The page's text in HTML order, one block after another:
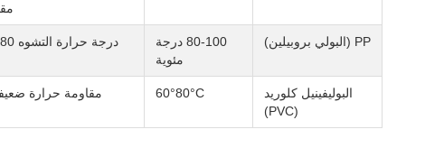
PP (البولي بروبيلين)
80-100 درجة
مئوية
البوليفينيل كلوريد
(PVC)
60°80°C مقاومة حرارة